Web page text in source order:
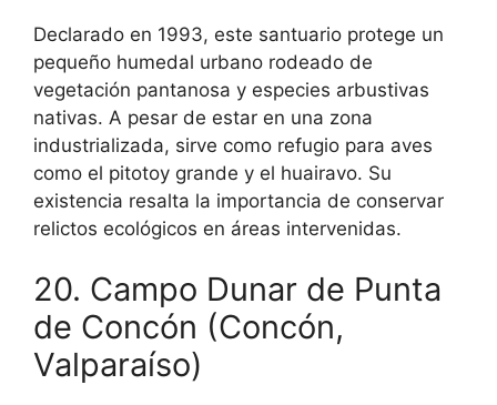
Declarado en 1993, este santuario protege un
pequeño humedal urbano rodeado de
vegetación pantanosa y especies arbustivas
nativas. A pesar de estar en una zona
industrializada, sirve como refugio para aves
como el pitotoy grande y el huairavo. Su
existencia resalta la importancia de conservar
relictos ecológicos en áreas intervenidas.
20. Campo Dunar de Punta
de Concón (Concón,
Valparaíso)